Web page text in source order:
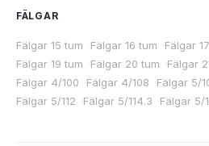
FÄLGAR
Fälgar 15 tum ·Fälgar 16 tum ·Fälgar
Fälgar 19 tum ·Fälgar 20 tum ·Fälgar
Fälgar 4/100 ·Fälgar 4/108 ·Fälgar 5/
Fälgar 5/112 ·Fälgar 5/114.3 ·Fälgar 5/